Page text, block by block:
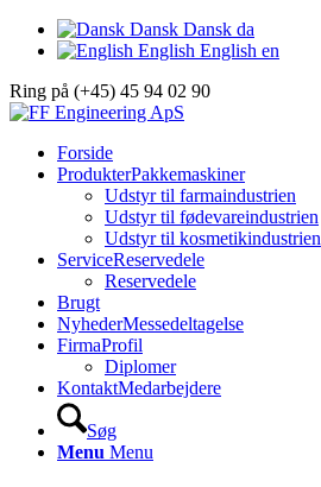
Dansk Dansk da
English English en
Ring på (+45) 45 94 02 90
Forside
ProdukterPakkemaskiner
Udstyr til farmaindustrien
Udstyr til fødevareindustrien
Udstyr til kosmetikindustrien
ServiceReservedele
Reservedele
Brugt
NyhederMessedeltagelse
FirmaProfil
Diplomer
KontaktMedarbejdere
Søg
Menu Menu